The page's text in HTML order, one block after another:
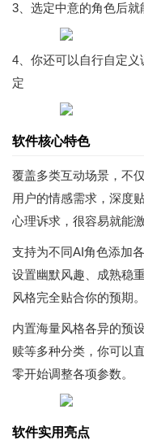
3、选定中意的角色后
4、你还可以自行自定
定
软件核心特色
覆盖多类互动场景，不
用户的情感需求，深度
心理诉求，很容易就能
支持为不同AI角色添加
设置幽默风趣、成熟稳
风格完全贴合你的预期。
内置海量风格各异的预
赎等多种分类，你可以
零开始调整各项参数。
软件实用亮点